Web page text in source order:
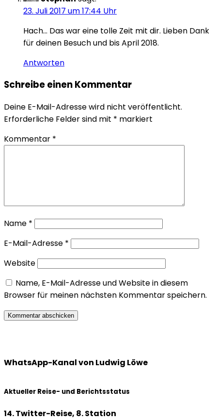
23. Juli 2017 um 17:44 Uhr
Hach… Das war eine tolle Zeit mit dir. Lieben Dank
für deinen Besuch und bis April 2018.
Antworten
Schreibe einen Kommentar
Deine E-Mail-Adresse wird nicht veröffentlicht.
Erforderliche Felder sind mit * markiert
Kommentar *
Name *
E-Mail-Adresse *
Website
Name, E-Mail-Adresse und Website in diesem
Browser für meinen nächsten Kommentar speichern.
WhatsApp-Kanal von Ludwig Löwe
Aktueller Reise- und Berichtsstatus
14. Twitter-Reise, 8. Station